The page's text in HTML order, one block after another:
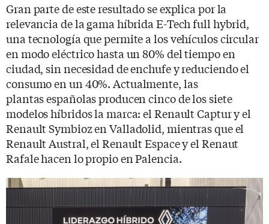
Gran parte de este resultado se explica por la
relevancia de la gama híbrida E-Tech full hybrid,
una tecnología que permite a los vehículos circular
en modo eléctrico hasta un 80% del tiempo en
ciudad, sin necesidad de enchufe y reduciendo el
consumo en un 40%. Actualmente, las
plantas españolas producen cinco de los siete
modelos híbridos la marca: el Renault Captur y el
Renault Symbioz en Valladolid, mientras que el
Renault Austral, el Renault Espace y el Renaut
Rafale hacen lo propio en Palencia.